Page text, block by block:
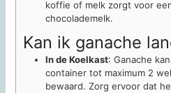
koffie of melk zorgt voor
chocolademelk.
Kan ik ganache
In de Koelkast: Ganache
container tot maximum 2
bewaard. Zorg ervoor dat